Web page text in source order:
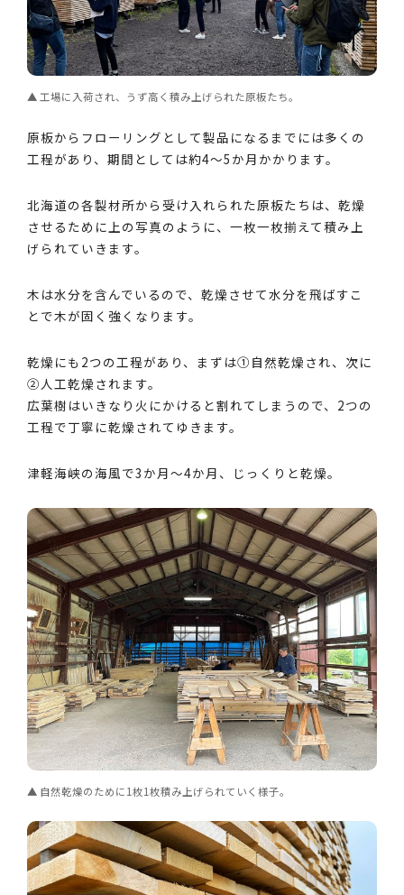
工場に入荷され、うず高く積み上げられた原板たち。
原板からフローリングとして製品になるまでには多くの
工程があり、期間としては約4～5か月かかります。
北海道の各製材所から受け入れられた原板たちは、乾燥
させるために上の写真のように、一枚一枚揃えて積み上
げられていきます。
木は水分を含んでいるので、乾燥させて水分を飛ばすこ
とで木が固く強くなります。
乾燥にも2つの工程があり、まずは①自然乾燥され、次に
②人工乾燥されます。
広葉樹はいきなり火にかけると割れてしまうので、2つの
工程で丁寧に乾燥されてゆきます。
津軽海峡の海風で3か月～4か月、じっくりと乾燥。
自然乾燥のために1枚1枚積み上げられていく様子。